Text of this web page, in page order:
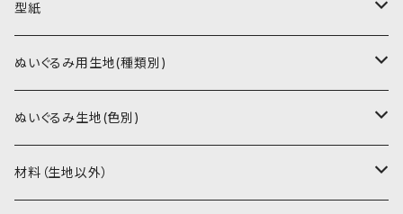
型紙
書籍（紙の本）
PDFデータ（ダウンロード）
ぬいぐるみ用生地(種類別)
ソフトボア（短毛）
ソフトボア（5mm）
ぬいぐるみ生地(色別)
ソフトボア
材料（生地以外）